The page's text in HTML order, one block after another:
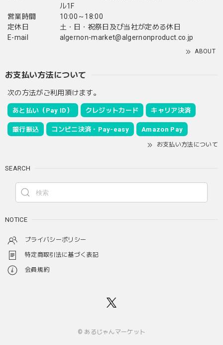
ル1F
営業時間
10:00～18:00
定休日
土・日・祝祭日及び当社が定める休日
E-mail
algernon-market@algernonproduct.co.jp
ABOUT
お支払い方法について
次の方法がご利用頂けます。
あと払い（Pay ID） クレジットカード キャリア決済
銀行振込 コンビニ決済・Pay-easy Amazon Pay
お支払い方法について
SEARCH
NOTICE
プライバシーポリシー
特定商取引法に基づく表記
会員規約
© あるじゃんマーケット